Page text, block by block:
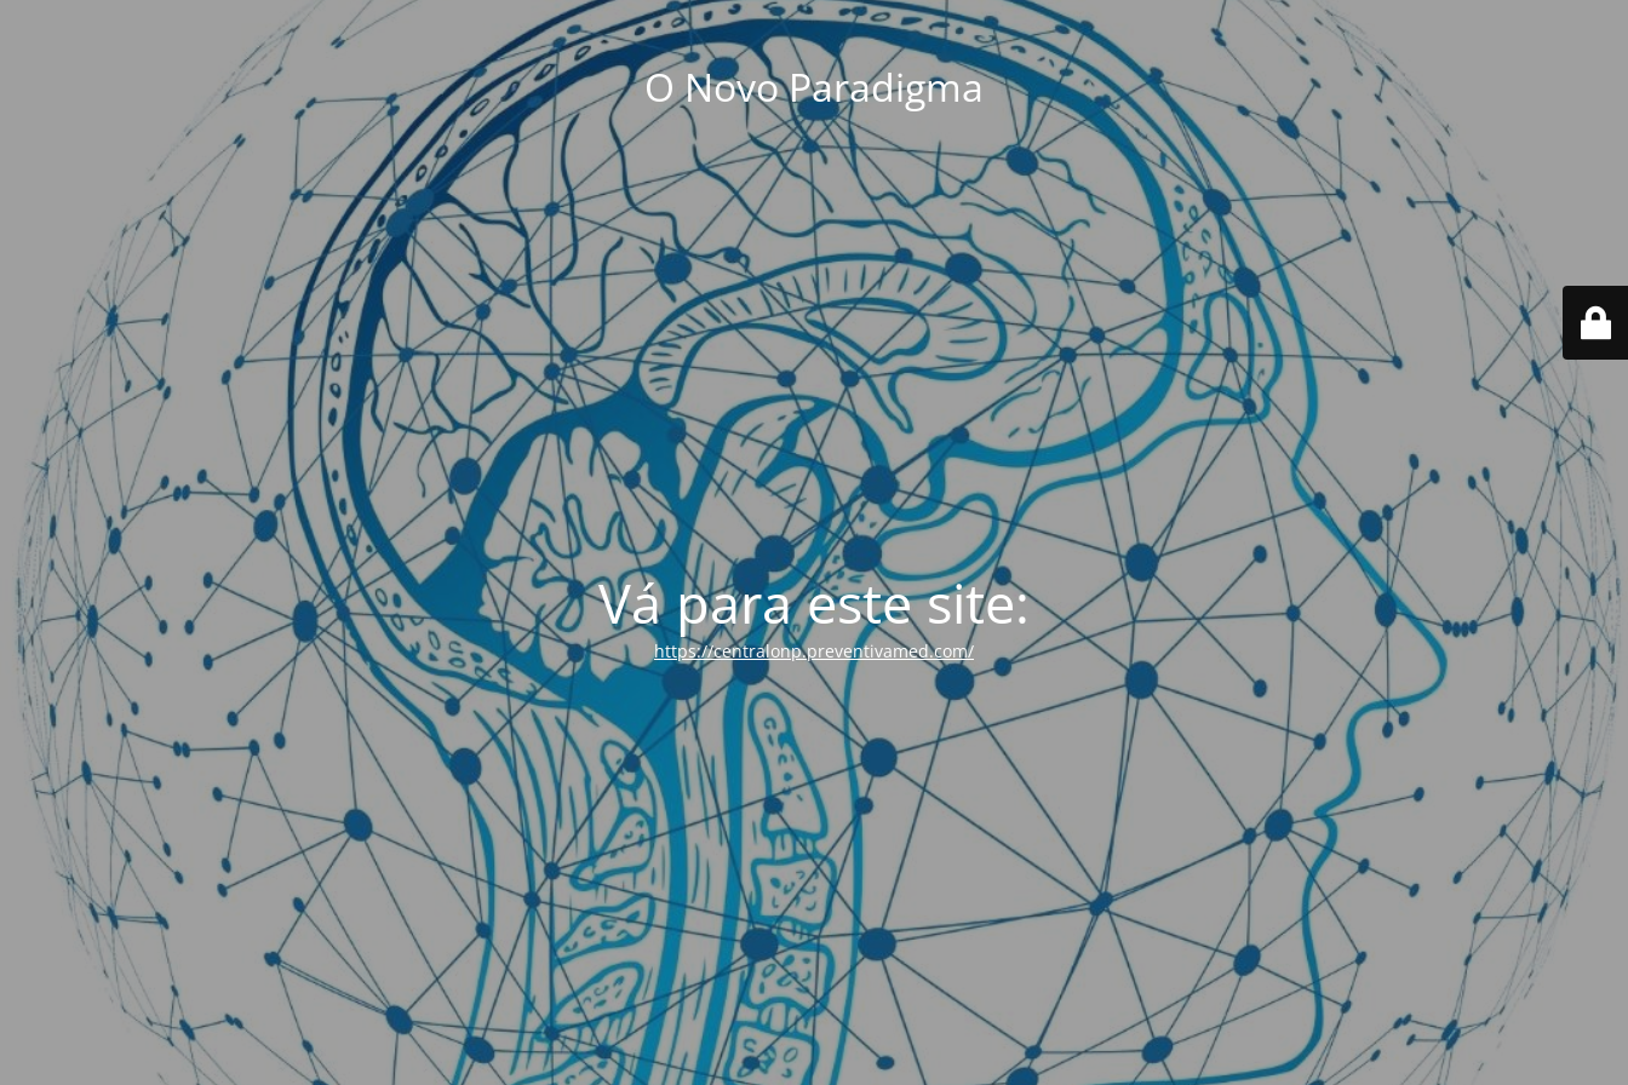
O Novo Paradigma
Vá para este site:
https://centralonp.preventivamed.com/